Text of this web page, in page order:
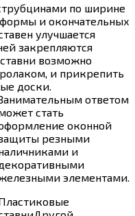
по ширине
и окончательных
улучшается
закрепляются
возможно
и прикрепить
доски.
ответом
стать
оконной
резными
и
элементами.